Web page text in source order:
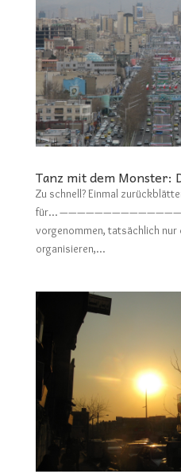
Tanz mit dem Monster:
Zu schnell? Einmal
für… ———————————————–
vorgenommen, tatsächlich
organisieren,...